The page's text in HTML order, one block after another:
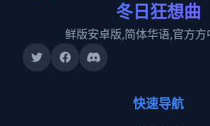
冬日狂想曲
鲜版安卓版,简体华语,官方方
快速导航